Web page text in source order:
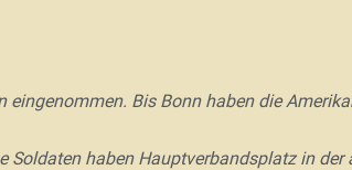
Bis Bonn haben die
haben Hauptverbandsplatz in